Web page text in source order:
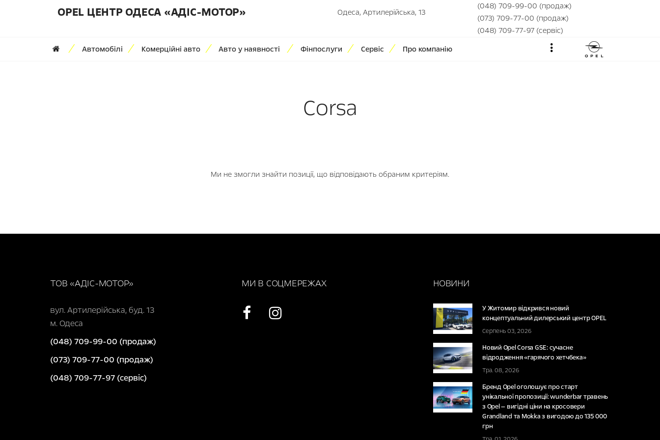
OPEL ЦЕНТР ОДЕСА «АДІС-МОТОР» Одеса, Артилерійська, 13
(048) 709-99-00 (продаж)
(073) 709-77-00 (продаж)
(048) 709-77-97 (сервіс)
Автомобілі
Комерційні авто Авто у наявності Фінпослуги Сервіс Про компанію
Corsa
Ми не змогли знайти позиції, що відповідають обраним критеріям.
ТОВ «АДІС-МОТОР»
вул. Артилерійська, буд. 13
м. Одеса
(048) 709-99-00 (продаж)
(073) 709-77-00 (продаж)
(048) 709-77-97 (сервіс)
МИ В СОЦМЕРЕЖАХ НОВИНИ
У Житомир відкрився новий
концептуальний дилерський центр OPEL
Серпень 03, 2026
Новий Opel Corsa GSE: сучасне
відродження «гарячого хетчбека»
Тра. 08, 2026
Бренд Opel оголошує про старт
унікальної пропозиції: wunderbar травень
з Opel — вигідні ціни на кросовери
Grandland та Mokka з вигодою до 135 000
грн